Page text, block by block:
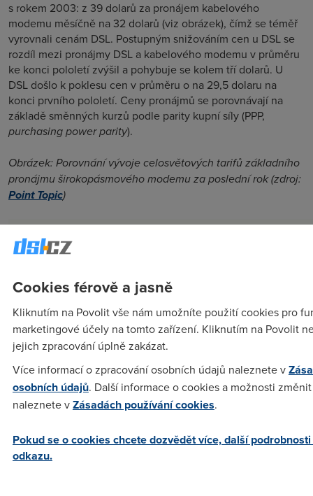
s rokem 2003: z 39 dolarů za pronájem kabelového
modemu měsíčně na 32 dolarů (viz obrázek), čímž se téměř
vyrovnali cenám DSL. Postupným snižováním cen u DSL se
rozdíl mezi pronájmy DSL a kabelového modemu v průměru
ke konci pololetí zvýšil a pohybuje se kolem tří dolarů. U
DSL došlo k poklesu cen v průměru o na 29,5 dolaru na
konci prvního pololetí. Ceny pronájmů se porovnávají na
základě směnných kurzů podle parity kupní síly (PPP,
purchasing power parity).
Obrázek: Porovnání vývoje celosvětových tarifů základního
pronájmu širokopásmového modemu za poslední rok (zdroj:
Point Topic)
Cookies férově a jasně
Kliknutím na Povolit vše nám umožníte použití cookies pro
marketingové účely na tomto zařízení. Kliknutím na Povolit
jejich zpracování úplně zakázat.
Více informací o zpracování osobních údajů naleznete v
osobních údajů. Další informace o cookies a možnosti
naleznete vZásadách používání cookies.
Pokud se o cookies chcete dozvědět více, další
odkazu.